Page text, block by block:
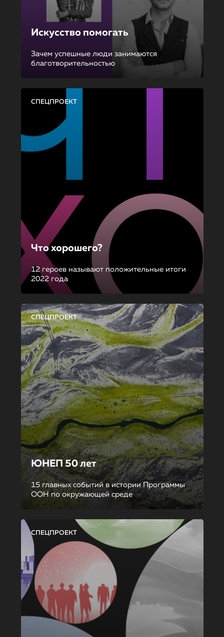
Искусство помогать
Зачем успешные люди занимаются
благотворительностью
СПЕЦПРОЕКТ
Что хорошего?
12 героев называют положительные итоги
2022 года
СПЕЦПРОЕКТ
ЮНЕП 50 лет
15 главных событий в истории Программы
ООН по окружающей среде
СПЕЦПРОЕКТ